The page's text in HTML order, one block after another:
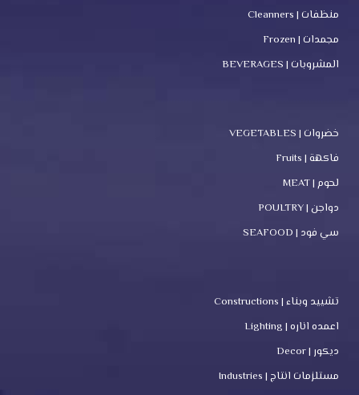
منظفات | Cleanners
مجمدات | Frozen
المشروبات | BEVERAGES
خضروات | VEGETABLES
فاكهة | Fruits
لحوم | MEAT
دواجن | POULTRY
سي فود | SEAFOOD
تشييد وبناء | Constructions
اعمده اناره | Lighting
ديكور | Decor
مستلزمات انتاج | Industries